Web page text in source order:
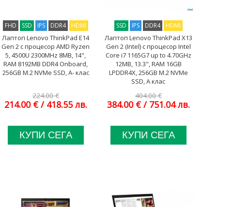
FHD SSD IPS DDR4 HDMI
Лаптоп Lenovo ThinkPad E14
Gen 2 с процесор AMD Ryzen
5, 4500U 2300MHz 8MB, 14",
RAM 8192MB DDR4 Onboard,
256GB M.2 NVMe SSD, A- клас
224.00 €
214.00 € / 418.55 лв.
КУПИ СЕГА
SSD IPS DDR4 HDMI
Лаптоп Lenovo ThinkPad X13
Gen 2 (Intel) с процесор Intel
Core i7 1165G7 up to 4.70GHz
12MB, 13.3", RAM 16GB
LPDDR4X, 256GB M.2 NVMe
SSD, A клас
404.00 €
384.00 € / 751.04 лв.
КУПИ СЕГА